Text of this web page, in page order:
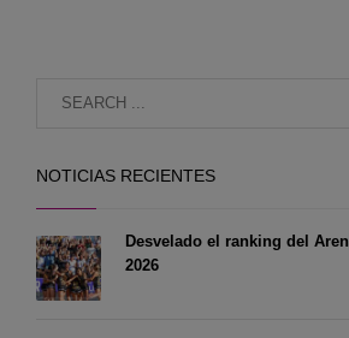
NOTICIAS RECIENTES
Desvelado el ranking del
2026